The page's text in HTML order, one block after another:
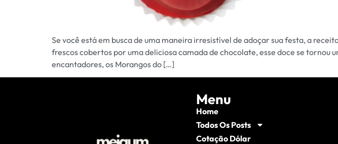
Se você está em busca de uma maneira irresistível de adoçar sua festa, a
frescos cobertos por uma deliciosa camada de chocolate, esse doce se
encantadores, os Morangos do […]
Menu
Home
Todos Os Posts
Cotação Dólar